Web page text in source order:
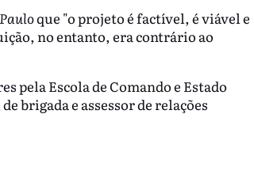
que "o projeto é factível, é viável e
no entanto, era contrário ao
pela Escola de Comando e Estado
brigada e assessor de relações